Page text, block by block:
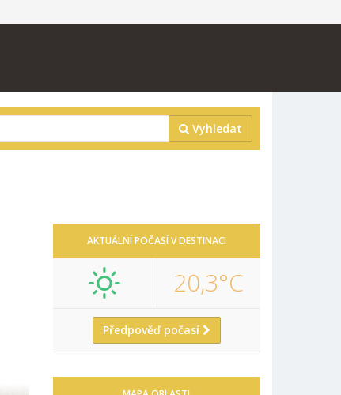
Vyhledat
AKTUÁLNÍ POČASÍ V DESTINACI
20,3°C
Předpověď počasí